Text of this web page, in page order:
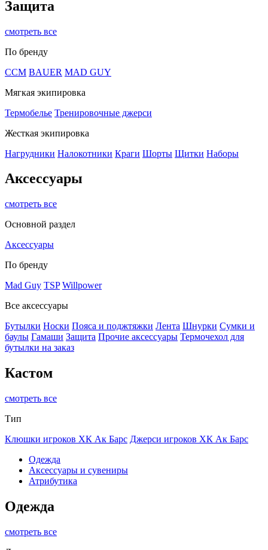
Защита
смотреть все
По бренду
CCM BAUER MAD GUY
Мягкая экипировка
Термобелье Тренировочные джерси
Жесткая экипировка
Нагрудники Налокотники Краги Шорты Щитки Наборы
Аксессуары
смотреть все
Основной раздел
Аксессуары
По бренду
Mad Guy TSP Willpower
Все аксессуары
Бутылки Носки Пояса и поджтяжки Лента Шнурки Сумки и
баулы Гамаши Защита Прочие аксессуары Термочехол для
бутылки на заказ
Кастом
смотреть все
Тип
Клюшки игроков ХК Ак Барс Джерси игроков ХК Ак Барс
Одежда
Аксессуары и сувениры
Атрибутика
Одежда
смотреть все